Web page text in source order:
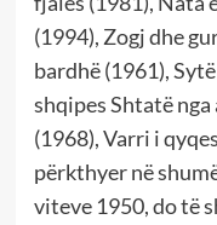
(1994), Zogj dhe
bardhë (1961),
shqipes Shtatë
(1968), Varri i
përkthyer në
viteve 1950, do të